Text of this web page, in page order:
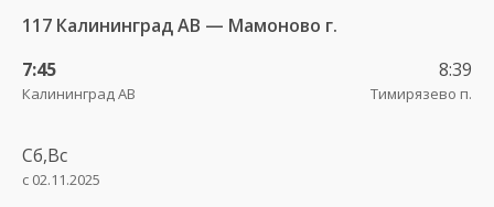
117 Калининград АВ — Мамоново г.
7:45
Калининград АВ
8:39
Тимирязево п.
Сб,Вс
с 02.11.2025